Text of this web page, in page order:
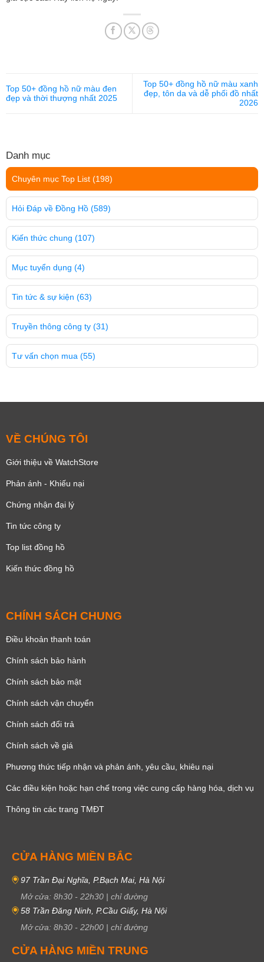
Top 50+ đồng hồ nữ màu đen
đẹp và thời thượng nhất 2025
Top 50+ đồng hồ nữ màu xanh
đẹp, tôn da và dễ phối đồ nhất
2026
Danh mục
Chuyên mục Top List (198)
Hỏi Đáp về Đồng Hồ (589)
Kiến thức chung (107)
Mục tuyển dụng (4)
Tin tức & sự kiện (63)
Truyền thông công ty (31)
Tư vấn chọn mua (55)
VỀ CHÚNG TÔI
Giới thiệu về WatchStore
Phản ánh - Khiếu nại
Chứng nhận đại lý
Tin tức công ty
Top list đồng hồ
Kiến thức đồng hồ
CHÍNH SÁCH CHUNG
Điều khoản thanh toán
Chính sách bảo hành
Chính sách bảo mật
Chính sách vận chuyển
Chính sách đổi trả
Chính sách về giá
Phương thức tiếp nhận và phản ánh, yêu cầu, khiêu nại
Các điều kiện hoặc hạn chế trong việc cung cấp hàng hóa, dịch vụ
Thông tin các trang TMĐT
CỬA HÀNG MIỀN BẮC
97 Trần Đại Nghĩa, P.Bạch Mai, Hà Nội
Mở cửa: 8h30 - 22h30 | chỉ đường
58 Trần Đăng Ninh, P.Cầu Giấy, Hà Nội
Mở cửa: 8h30 - 22h00 | chỉ đường
CỬA HÀNG MIỀN TRUNG